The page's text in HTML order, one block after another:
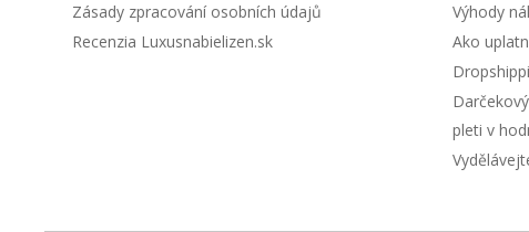
Zásady zpracování osobních údajů
Recenzia Luxusnabielizen.sk
Výhody
Ako
pleti v